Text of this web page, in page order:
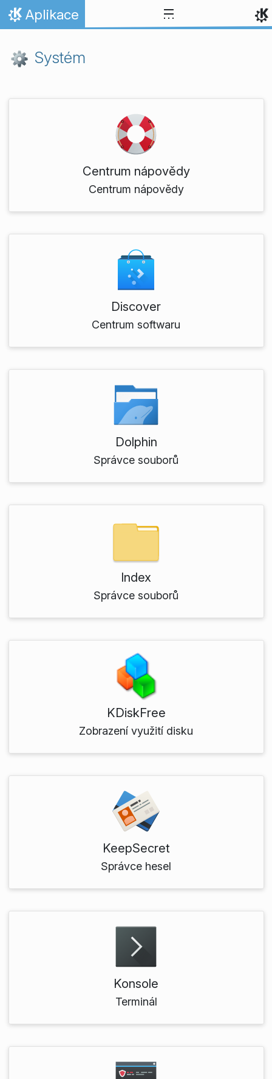
Přejít na obsah
Domů
Aplikace
Systém
Centrum nápovědy
Centrum nápovědy
Discover
Centrum softwaru
Dolphin
Správce souborů
Index
Správce souborů
KDiskFree
Zobrazení využití disku
KeepSecret
Správce hesel
Konsole
Terminál